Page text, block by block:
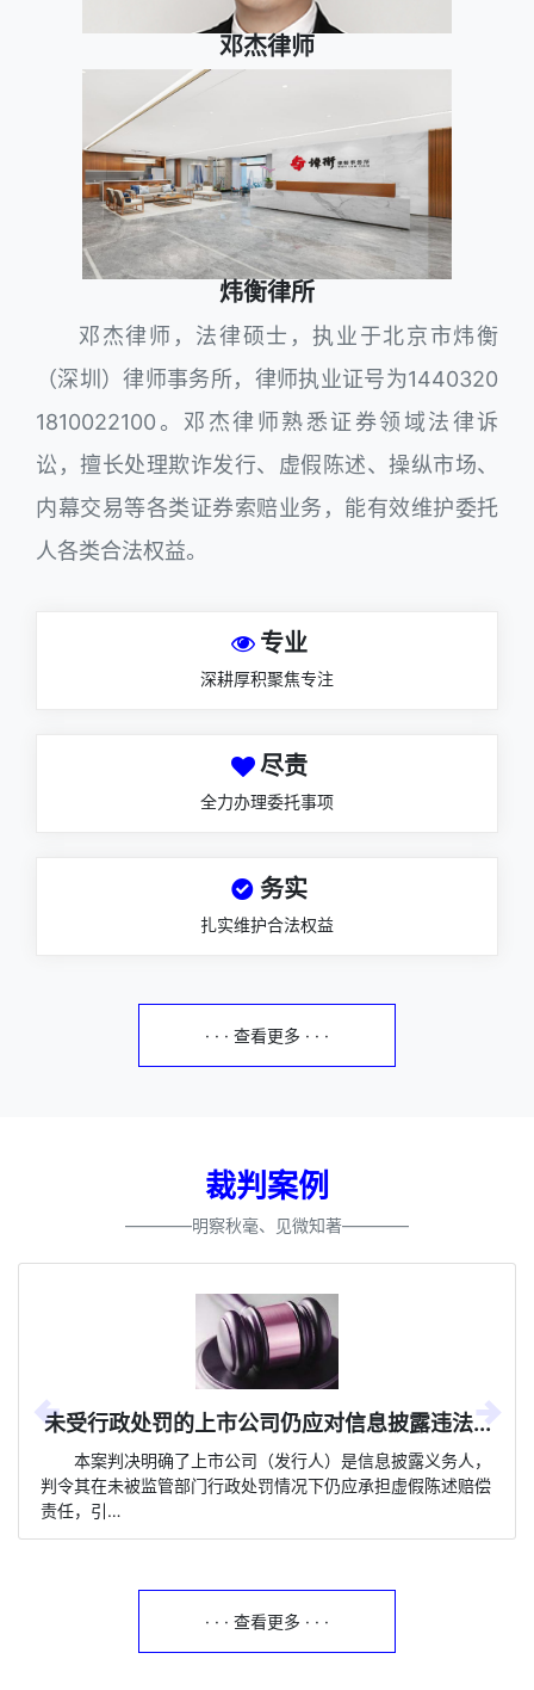
邓杰律师
炜衡律所
邓杰律师，法律硕士，执业于北京市炜衡
（深圳）律师事务所，律师执业证号为1440320
1810022100。邓杰律师熟悉证券领域法律诉
讼，擅长处理欺诈发行、虚假陈述、操纵市场、
内幕交易等各类证券索赔业务，能有效维护委托
人各类合法权益。
专业
深耕厚积聚焦专注
尽责
全力办理委托事项
务实
扎实维护合法权益
· · · 查看更多 · · ·
裁判案例
————明察秋毫、见微知著————
未受行政处罚的上市公司仍应对信息披露违法...
本案判决明确了上市公司（发行人）是信息披露义务人，
判令其在未被监管部门行政处罚情况下仍应承担虚假陈述赔偿
责任，引…
· · · 查看更多 · · ·